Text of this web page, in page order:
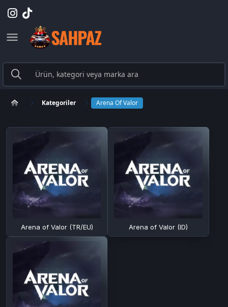
Kategoriler Arena Of Valor
Arena of Valor (TR/EU) Arena of Valor (ID)